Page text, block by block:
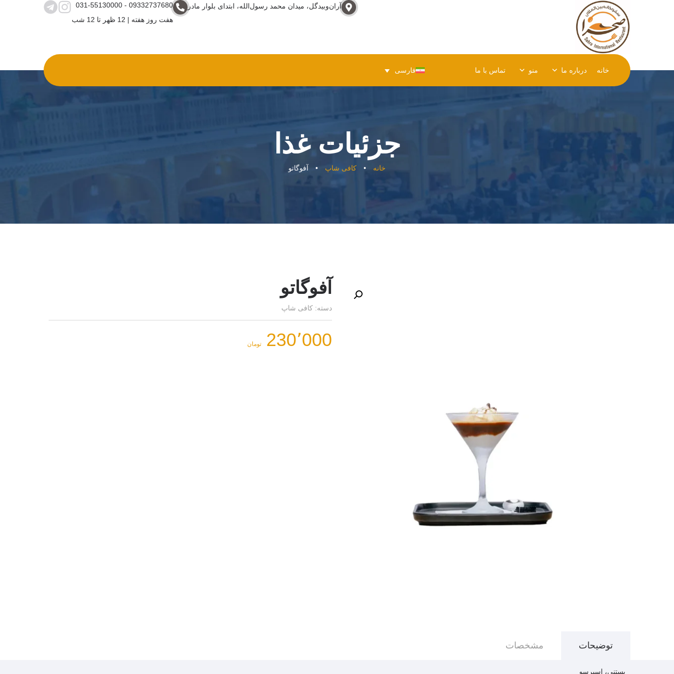
031-55130000 - 09332737680
هفت روز هفته | 12 ظهر تا 12 شب
آران‌وبيدگل، ميدان محمد رسول‌الله، ابتدای بلوار مادر
خانه درباره ما منو تماس با ما فارسی
جزئیات غذا
خانه • کافی شاپ • آفوگاتو
آفوگاتو
دسته: کافی شاپ
230٬000 تومان
توضیحات مشخصات
بستنی، اسپرسو